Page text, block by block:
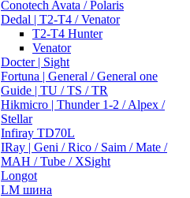
Conotech Avata / Polaris
Dedal | T2-T4 / Venator
T2-T4 Hunter
Venator
Docter | Sight
Fortuna | General / General one
Guide | TU / TS / TR
Hikmicro | Thunder 1-2 / Alpex /
Stellar
Infiray TD70L
IRay | Geni / Rico / Saim / Mate /
MAH / Tube / XSight
Longot
LM шина